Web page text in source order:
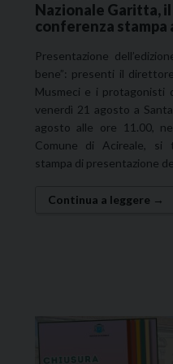
Nazionale Garitta,
conferenza stampa
Presentazione
bene”: presenti il
Musmeci e i protagonisti
venerdì 21 agosto a
agosto alle ore 11.00,
Comune di Acireale, si
stampa di presentazione
Continua a leggere →